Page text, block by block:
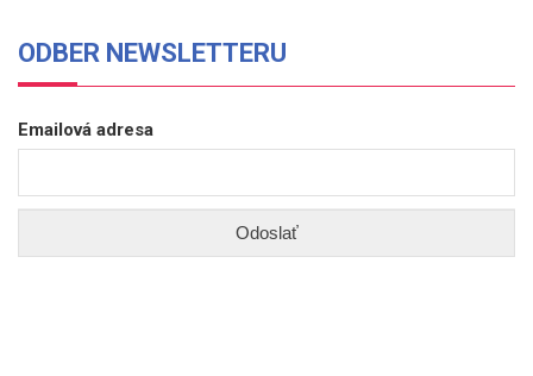
ODBER NEWSLETTERU
Emailová adresa